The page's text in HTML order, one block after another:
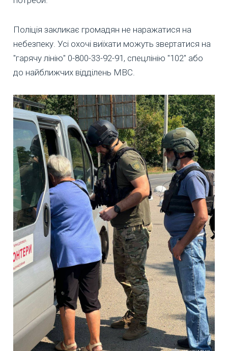
Поліція закликає громадян не наражатися на
небезпеку. Усі охочі виїхати можуть звертатися на
"гарячу лінію" 0-800-33-92-91, спецлінію "102" або
до найближчих відділень МВС.